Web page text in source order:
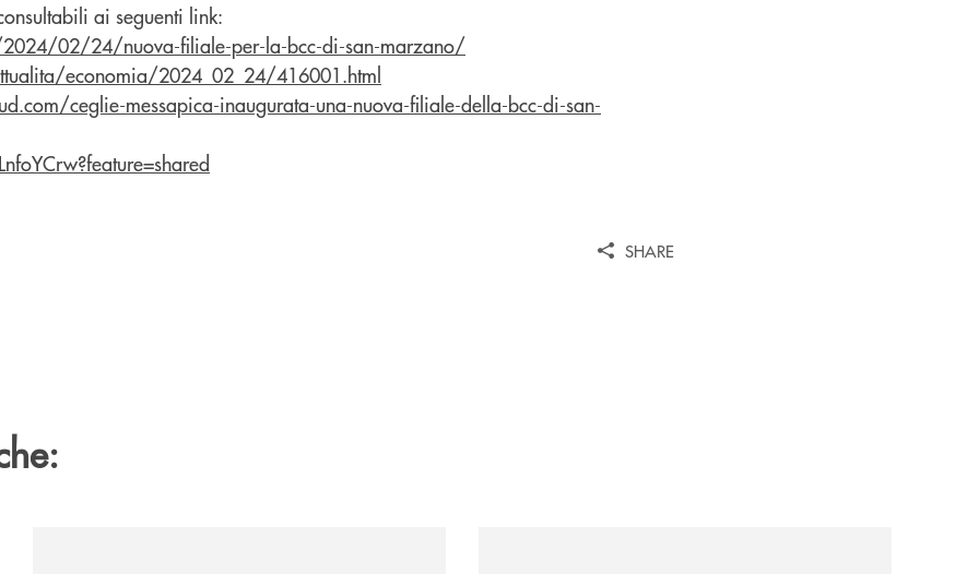
ai seguenti link:
02/24/nuova-filiale-per-la-bcc-di-san-marzano/
economia/2024_02_24/416001.html
ceglie-messapica-inaugurata-una-nuova-filiale-della-bcc-di-san-
SHARE